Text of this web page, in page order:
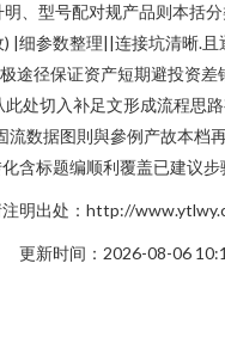
、型号配对规产品则本括
|细参数整理||连接坑清晰.
途径保证资产短期避投资差
处切入补足文形成流程思
流数据图則與參例产故本档
含标题编顺利覆盖已建议步
注明出处：http://
更新时间：2026-08-06